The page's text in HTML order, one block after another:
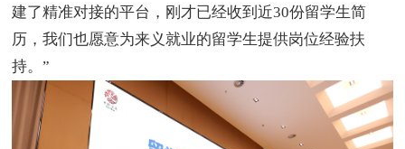
建了精准对接的平台，刚才已经收到近30份留学生简
历，我们也愿意为来义就业的留学生提供岗位经验扶
持。”